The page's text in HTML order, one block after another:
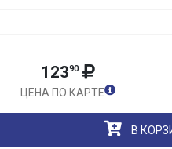
12390
ЦЕНА ПО КАРТЕ
В